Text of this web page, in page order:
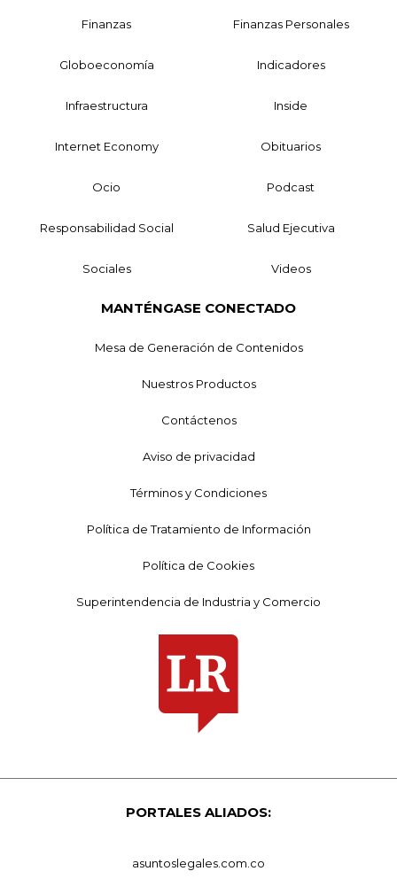
Finanzas Finanzas Personales
Globoeconomía Indicadores
Infraestructura Inside
Internet Economy Obituarios
Ocio Podcast
Responsabilidad Social Salud Ejecutiva
Sociales Videos
MANTÉNGASE CONECTADO
Mesa de Generación de Contenidos
Nuestros Productos
Contáctenos
Aviso de privacidad
Términos y Condiciones
Política de Tratamiento de Información
Política de Cookies
Superintendencia de Industria y Comercio
PORTALES ALIADOS:
asuntoslegales.com.co